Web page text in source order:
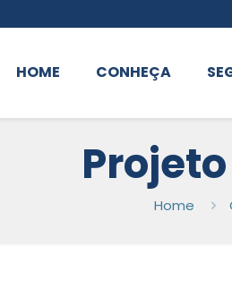
HOME CONHEÇA
Home